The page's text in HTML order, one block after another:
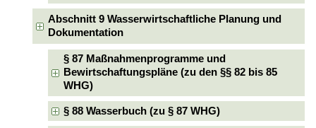
Abschnitt 9 Wasserwirtschaftliche Planung und
Dokumentation
§ 87 Maßnahmenprogramme und
Bewirtschaftungspläne (zu den §§ 82 bis 85
WHG)
§ 88 Wasserbuch (zu § 87 WHG)